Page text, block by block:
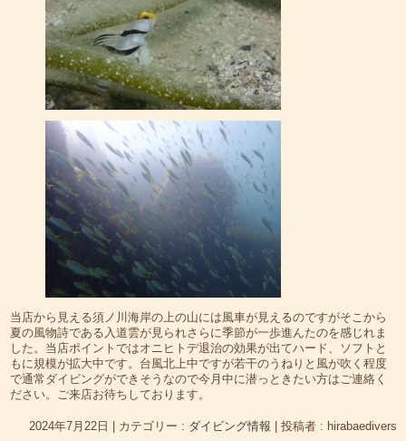
当店から見える須ノ川海岸の上の山には風車が見えるのですがそこから
夏の風物詩である入道雲が見られさらに季節が一歩進んたのを感じれま
した。当店ポイントではオニヒトデ退治の効果が出てハード、ソフトと
もに規模が拡大中です。台風北上中ですが若干のうねりと風が吹く程度
で通常ダイビングができそうなので今月中に潜っときたい方はご連絡く
ださい。ご来店お待ちしております。
2024年7月22日 カテゴリー : ダイビング情報 投稿者 : hirabaedivers